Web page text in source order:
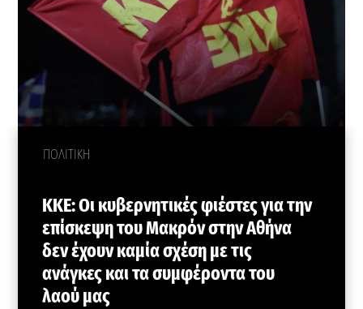
ΠΟΛΙΤΙΚΗ
ΚΚΕ: Οι κυβερνητικές φιέστες για την
επίσκεψη του Μακρόν στην Αθήνα
δεν έχουν καμία σχέση με τις
ανάγκες και τα συμφέροντα του
λαού μας